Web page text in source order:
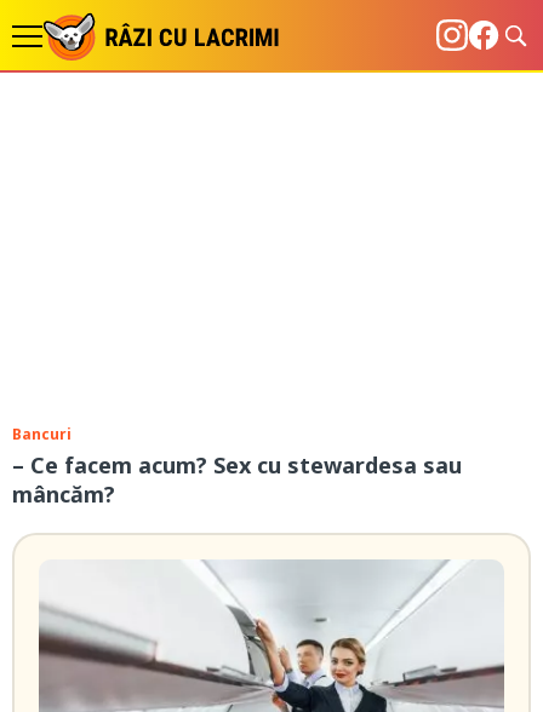
Bancuri
– Ce facem acum? Sex cu stewardesa sau
mâncăm?